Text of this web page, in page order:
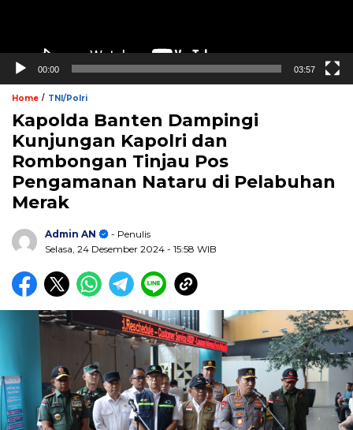
00:00 03:57
Home / TNI/Polri
Kapolda Banten Dampingi
Kunjungan Kapolri dan
Rombongan Tinjau Pos
Pengamanan Nataru di Pelabuhan
Merak
Admin AN
- Penulis
Selasa, 24 Desember 2024 - 15:58 WIB